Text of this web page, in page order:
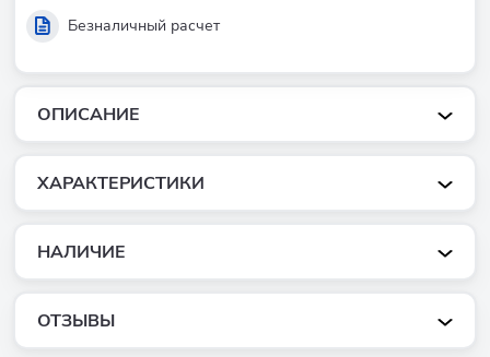
ОПИСАНИЕ
ХАРАКТЕРИСТИКИ
НАЛИЧИЕ
ОТЗЫВЫ
Безналичный расчет